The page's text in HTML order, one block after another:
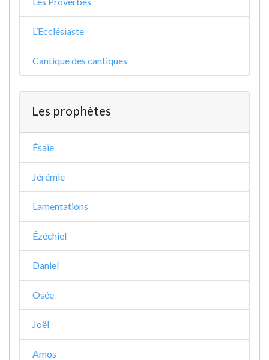
L’Ecclésiaste
Cantique des cantiques
Les prophètes
Ésaïe
Jérémie
Lamentations
Ézéchiel
Daniel
Osée
Joël
Amos